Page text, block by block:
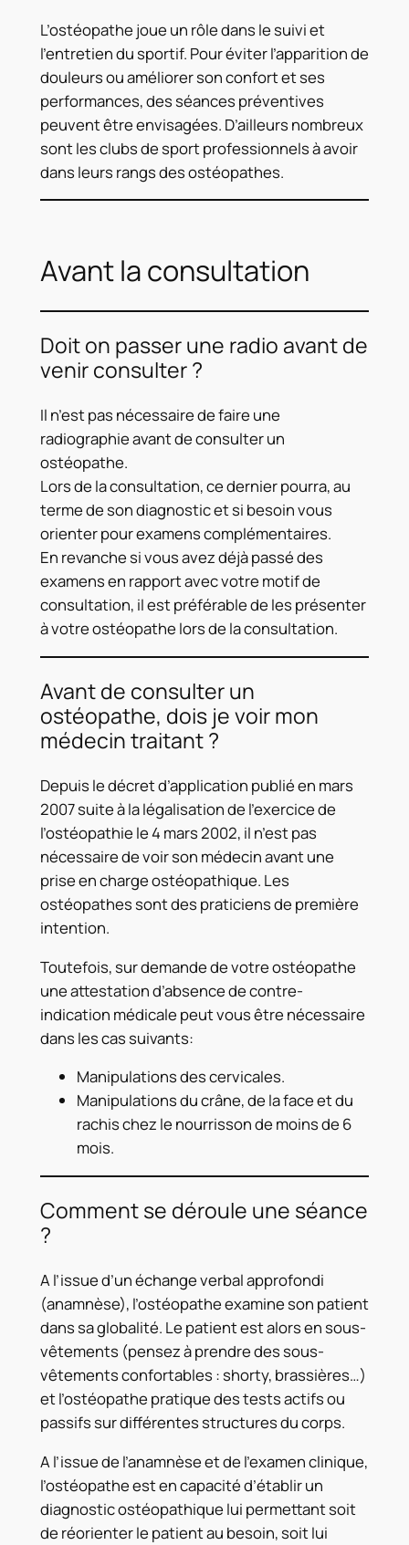
L’ostéopathe joue un rôle dans le suivi et
l’entretien du sportif. Pour éviter l’apparition de
douleurs ou améliorer son confort et ses
performances, des séances préventives
peuvent être envisagées. D’ailleurs nombreux
sont les clubs de sport professionnels à avoir
dans leurs rangs des ostéopathes.
Avant la consultation
Doit on passer une radio avant de
venir consulter ?
Il n’est pas nécessaire de faire une
radiographie avant de consulter un
ostéopathe.
Lors de la consultation, ce dernier pourra, au
terme de son diagnostic et si besoin vous
orienter pour examens complémentaires.
En revanche si vous avez déjà passé des
examens en rapport avec votre motif de
consultation, il est préférable de les présenter
à votre ostéopathe lors de la consultation.
Avant de consulter un
ostéopathe, dois je voir mon
médecin traitant ?
Depuis le décret d’application publié en mars
2007 suite à la légalisation de l’exercice de
l’ostéopathie le 4 mars 2002, il n’est pas
nécessaire de voir son médecin avant une
prise en charge ostéopathique. Les
ostéopathes sont des praticiens de première
intention.
Toutefois, sur demande de votre ostéopathe
une attestation d’absence de contre-
indication médicale peut vous être nécessaire
dans les cas suivants:
Manipulations des cervicales.
Manipulations du crâne, de la face et du
rachis chez le nourrisson de moins de 6
mois.
Comment se déroule une séance
?
A l’issue d’un échange verbal approfondi
(anamnèse), l’ostéopathe examine son patient
dans sa globalité. Le patient est alors en sous-
vêtements (pensez à prendre des sous-
vêtements confortables : shorty, brassières…)
et l’ostéopathe pratique des tests actifs ou
passifs sur différentes structures du corps.
A l’issue de l’anamnèse et de l’examen clinique,
l’ostéopathe est en capacité d’établir un
diagnostic ostéopathique lui permettant soit
de réorienter le patient au besoin, soit lui